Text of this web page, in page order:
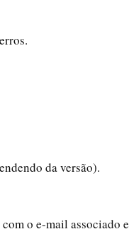
da versão).
o e-mail associado e